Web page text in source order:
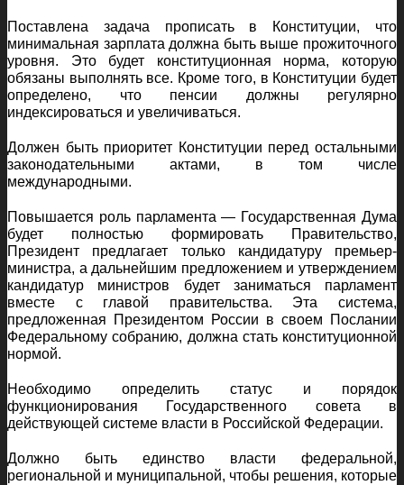
Поставлена задача прописать в Конституции, что
минимальная зарплата должна быть выше прожиточного
уровня. Это будет конституционная норма, которую
обязаны выполнять все. Кроме того, в Конституции будет
определено, что пенсии должны регулярно
индексироваться и увеличиваться.
Должен быть приоритет Конституции перед остальными
законодательными актами, в том числе
международными.
Повышается роль парламента — Государственная Дума
будет полностью формировать Правительство,
Президент предлагает только кандидатуру премьер-
министра, а дальнейшим предложением и утверждением
кандидатур министров будет заниматься парламент
вместе с главой правительства. Эта система,
предложенная Президентом России в своем Послании
Федеральному собранию, должна стать конституционной
нормой.
Необходимо определить статус и порядок
функционирования Государственного совета в
действующей системе власти в Российской Федерации.
Должно быть единство власти федеральной,
региональной и муниципальной, чтобы решения, которые